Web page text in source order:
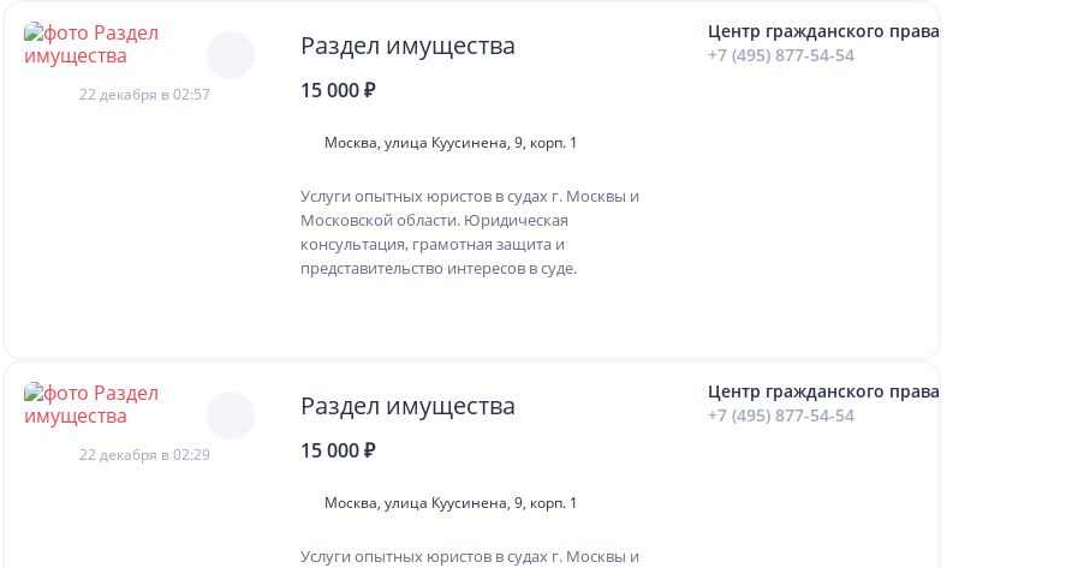
22 декабря в 02:57
Раздел имущества
15 000 ₽
Москва, улица Куусинена, 9, корп. 1
Услуги опытных юристов в судах г. Москвы и
Московской области. Юридическая
консультация, грамотная защита и
представительство интересов в суде.
Центр гражданского права
+7 (495) 877-54-54
22 декабря в 02:29
Раздел имущества
15 000 ₽
Москва, улица Куусинена, 9, корп. 1
Услуги опытных юристов в судах г. Москвы и
Центр гражданского права
+7 (495) 877-54-54